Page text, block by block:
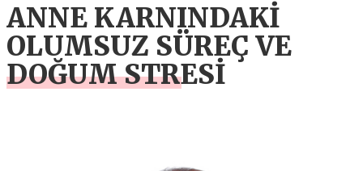
ANNE KARNINDAKİ
OLUMSUZ SÜREÇ VE
DOĞUM STRESİ